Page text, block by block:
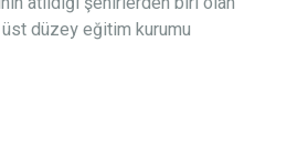
düzey eğitim kurumu